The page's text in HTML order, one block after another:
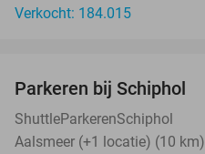
Verkocht: 184.015
Parkeren bij Schiphol
ShuttleParkerenSchiphol
Aalsmeer (+1 locatie) (10 km)